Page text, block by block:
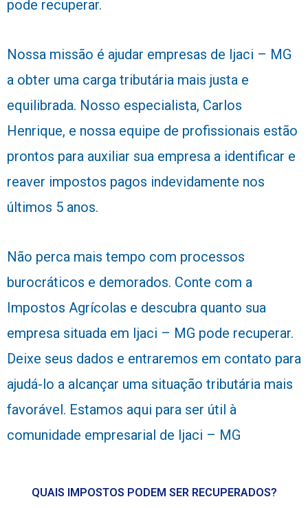
pode recuperar.
Nossa missão é ajudar empresas de Ijaci – MG
a obter uma carga tributária mais justa e
equilibrada. Nosso especialista, Carlos
Henrique, e nossa equipe de profissionais estão
prontos para auxiliar sua empresa a identificar e
reaver impostos pagos indevidamente nos
últimos 5 anos.
Não perca mais tempo com processos
burocráticos e demorados. Conte com a
Impostos Agrícolas e descubra quanto sua
empresa situada em Ijaci – MG pode recuperar.
Deixe seus dados e entraremos em contato para
ajudá-lo a alcançar uma situação tributária mais
favorável. Estamos aqui para ser útil à
comunidade empresarial de Ijaci – MG
QUAIS IMPOSTOS PODEM SER RECUPERADOS?